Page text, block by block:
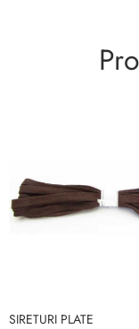
SIRETURI PLATE